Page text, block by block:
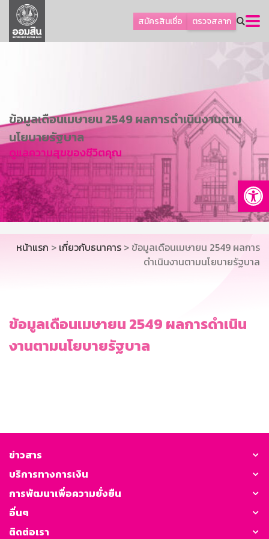
สมัครสินเชื่อ ตรวจสลาก
ลูกค้าธุรกิจ
ลูกค้าผู้ประกอบรายย่อย
การพัฒนาที่ยั่งยืน
ข่าวสาร
บริการทางการเงิน
อื่นๆ
ติดต่อเรา
บริการออนไลน์
TH
EN
GSB Society
ข้อมูลเดือนเมษายน 2549 ผลการดำเนินงานตาม
นโยบายรัฐบาล
ดูแลความสุขของชีวิตคุณ
หน้าแรก > เกี่ยวกับธนาคาร > ข้อมูลเดือนเมษายน 2549 ผลการ
ดำเนินงานตามนโยบายรัฐบาล
ข้อมูลเดือนเมษายน 2549 ผลการดำเนิน
งานตามนโยบายรัฐบาล
ข่าวสาร
บริการทางการเงิน
การพัฒนาเพื่อความยั่งยืน
อื่นๆ
ติดต่อเรา